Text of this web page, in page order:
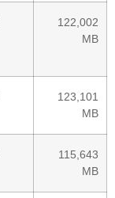
122,002
MB
123,101
MB
115,643
MB